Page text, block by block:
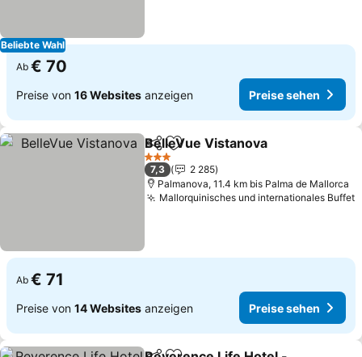
Beliebte Wahl
Ab € 70
Preise von 16 Websites anzeigen Preise sehen
TeilenZu Favoriten hinzufügen
BelleVue Vistanova
3 Sterne
7,3
2 285
Palmanova, 11.4 km bis Palma de Mallorca
Mallorquinisches und internationales Buffet
Ab € 71
Preise von 14 Websites anzeigen Preise sehen